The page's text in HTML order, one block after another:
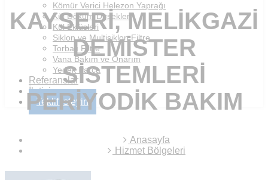
Kömür Verici Helezon Yaprağı
Kül Döküm Dirsekleri
Kül Eklüsleri
Siklon ve Multisiklon Filtre
Torbalı Filtre
Vana Bakım ve Onarım
Yedek Parça
Referanslar
İletişim
Teklif İsteyin
KAYSERI, MELIKGAZI
DEMISTER
SISTEMLERI
PERIYODIK BAKIM
Anasayfa
Hizmet Bölgeleri